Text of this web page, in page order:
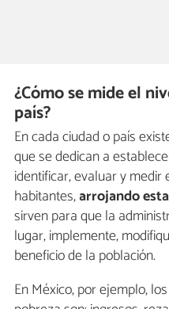
¿Cómo se mide el
país?
En cada ciudad o país
que se dedican a
identificar, evaluar y
habitantes,arrojando
sirven para que la
lugar, implemente,
beneficio de la población.
En México, por ejemplo,